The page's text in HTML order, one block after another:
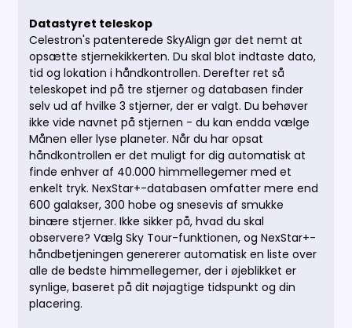
Datastyret teleskop
Celestron's patenterede SkyAlign gør det nemt at
opsætte stjernekikkerten. Du skal blot indtaste dato,
tid og lokation i håndkontrollen. Derefter ret så
teleskopet ind på tre stjerner og databasen finder
selv ud af hvilke 3 stjerner, der er valgt. Du behøver
ikke vide navnet på stjernen - du kan endda vælge
Månen eller lyse planeter.Når du har opsat
håndkontrollen er det muligt for dig automatisk at
finde enhver af 40.000 himmellegemer med et
enkelt tryk. NexStar+-databasen omfatter mere end
600 galakser, 300 hobe og snesevis af smukke
binære stjerner. Ikke sikker på, hvad du skal
observere? Vælg Sky Tour-funktionen, og NexStar+-
håndbetjeningen genererer automatisk en liste over
alle de bedste himmellegemer, der i øjeblikket er
synlige, baseret på dit nøjagtige tidspunkt og din
placering.